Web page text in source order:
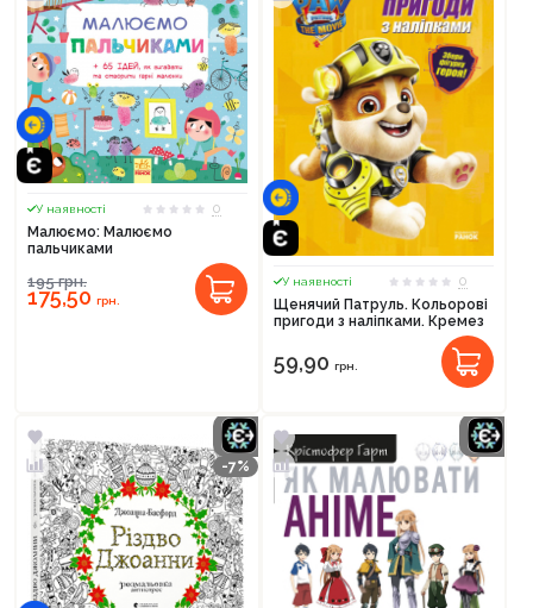
У наявності
0
Малюємо: Малюємо
пальчиками
195грн.
175,50 грн.
У наявності
0
Щенячий Патруль. Кольорові
пригоди з наліпками. Кремез
59,90 грн.
-7%